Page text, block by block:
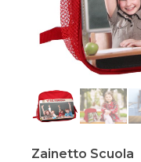
Zainetto Scuola